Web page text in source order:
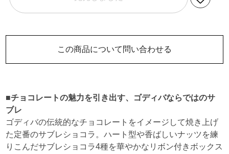
この商品について問い合わせる
■チョコレートの魅力を引き出す、ゴディバならではのサ
ブレ
ゴディバの伝統的なチョコレートをイメージして焼き上げ
た定番のサブレショコラ。ハート型や香ばしいナッツを練
りこんだサブレショコラ4種を華やかなリボン付きボックス